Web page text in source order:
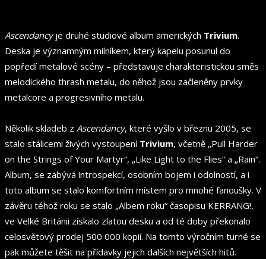
Ascendancyje druhé studiové album amerických Trivium.
Deska je významným milníkem, který kapelu posunul do
popředí metalové scény – představuje charakteristickou směs
melodického thrash metalu, do něhož jsou začleněny prvky
metalcore a progresivního metalu.
Několik skladeb z Ascendancy, které vyšlo v březnu 2005, se
stalo stálicemi živých vystoupení Trivium, včetně „Pull Harder
on the Strings of Your Martyr“, „Like Light to the Flies“ a „Rain“.
Album, se zabývá introspekcí, osobním bojem i odolností, a i
toto album se stalo komfortním místem pro mnohé fanoušky. V
závěru téhož roku se stalo „Albem roku“ časopisu KERRANG!,
ve Velké Británii získalo zlatou desku a od té doby překonalo
celosvětový prodej 500 000 kopií. Na tomto výročním turné se
pak můžete těšit na přídavky jejich dalších největších hitů.